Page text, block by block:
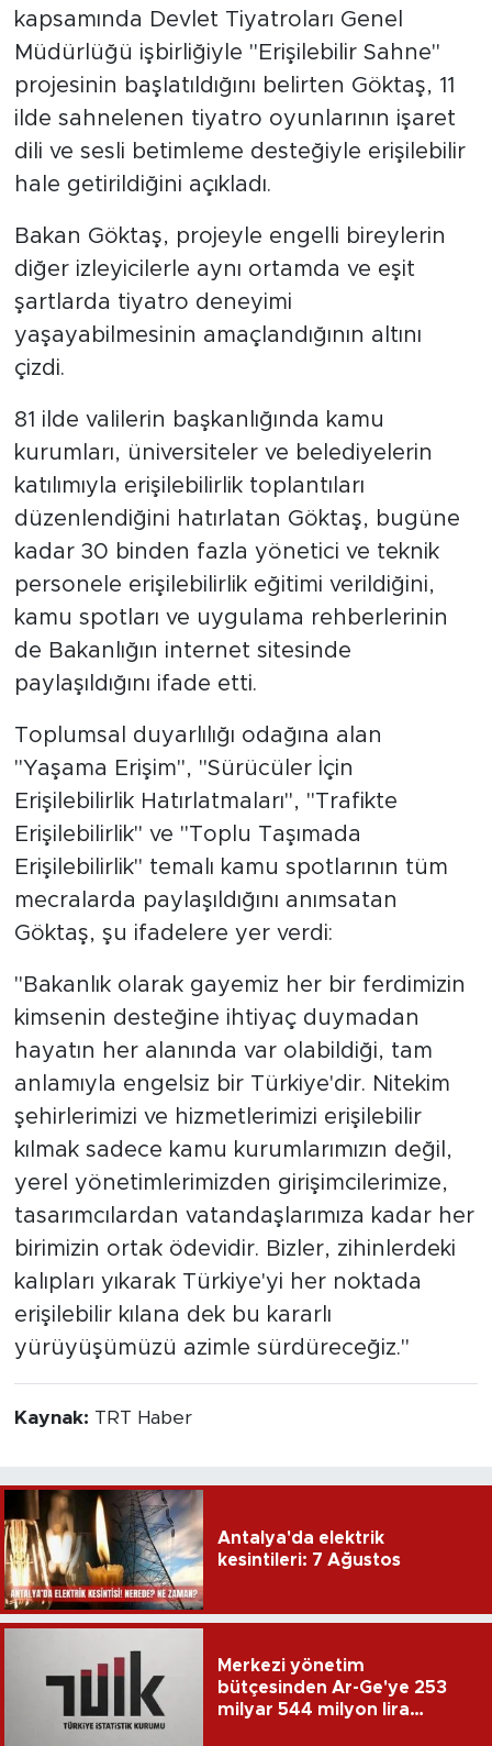
kapsamında Devlet Tiyatroları Genel
Müdürlüğü işbirliğiyle "Erişilebilir Sahne"
projesinin başlatıldığını belirten Göktaş, 11
ilde sahnelenen tiyatro oyunlarının işaret
dili ve sesli betimleme desteğiyle erişilebilir
hale getirildiğini açıkladı.
Bakan Göktaş, projeyle engelli bireylerin
diğer izleyicilerle aynı ortamda ve eşit
şartlarda tiyatro deneyimi
yaşayabilmesinin amaçlandığının altını
çizdi.
81 ilde valilerin başkanlığında kamu
kurumları, üniversiteler ve belediyelerin
katılımıyla erişilebilirlik toplantıları
düzenlendiğini hatırlatan Göktaş, bugüne
kadar 30 binden fazla yönetici ve teknik
personele erişilebilirlik eğitimi verildiğini,
kamu spotları ve uygulama rehberlerinin
de Bakanlığın internet sitesinde
paylaşıldığını ifade etti.
Toplumsal duyarlılığı odağına alan
"Yaşama Erişim", "Sürücüler İçin
Erişilebilirlik Hatırlatmaları", "Trafikte
Erişilebilirlik" ve "Toplu Taşımada
Erişilebilirlik" temalı kamu spotlarının tüm
mecralarda paylaşıldığını anımsatan
Göktaş, şu ifadelere yer verdi:
"Bakanlık olarak gayemiz her bir ferdimizin
kimsenin desteğine ihtiyaç duymadan
hayatın her alanında var olabildiği, tam
anlamıyla engelsiz bir Türkiye'dir. Nitekim
şehirlerimizi ve hizmetlerimizi erişilebilir
kılmak sadece kamu kurumlarımızın değil,
yerel yönetimlerimizden girişimcilerimize,
tasarımcılardan vatandaşlarımıza kadar her
birimizin ortak ödevidir. Bizler, zihinlerdeki
kalıpları yıkarak Türkiye'yi her noktada
erişilebilir kılana dek bu kararlı
yürüyüşümüzü azimle sürdüreceğiz."
Kaynak: TRT Haber
Antalya'da elektrik
kesintileri: 7 Ağustos
Merkezi yönetim
bütçesinden Ar-Ge'ye 253
milyar 544 milyon lira